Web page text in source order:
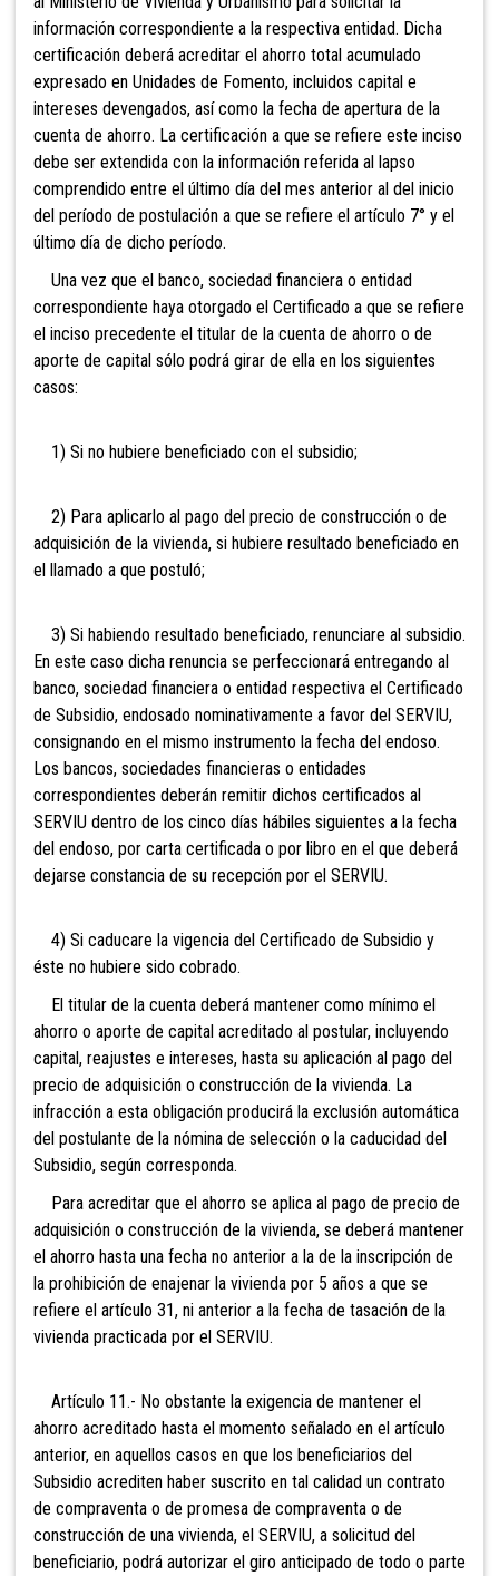
información correspondiente a la respectiva entidad. Dicha
certificación deberá acreditar el ahorro total acumulado
expresado en Unidades de Fomento, incluidos capital e
intereses devengados, así como la fecha de apertura de la
cuenta de ahorro. La certificación a que se refiere este inciso
debe ser extendida con la información referida al lapso
comprendido entre el último día del mes anterior al del inicio
del período de postulación a que se refiere el artículo 7° y el
último día de dicho período.
Una vez que el banco, sociedad financiera o entidad
correspondiente haya otorgado el Certificado a que se refiere
el inciso precedente el titular de la cuenta de ahorro o de
aporte de capital sólo podrá girar de ella en los siguientes
casos:
1) Si no hubiere beneficiado con el subsidio;
2) Para aplicarlo al pago del precio de construcción o de
adquisición de la vivienda, si hubiere resultado beneficiado en
el llamado a que postuló;
3) Si habiendo resultado beneficiado, renunciare al subsidio.
En este caso dicha renuncia se perfeccionará entregando al
banco, sociedad financiera o entidad respectiva el Certificado
de Subsidio, endosado nominativamente a favor del SERVIU,
consignando en el mismo instrumento la fecha del endoso.
Los bancos, sociedades financieras o entidades
correspondientes deberán remitir dichos certificados al
SERVIU dentro de los cinco días hábiles siguientes a la fecha
del endoso, por carta certificada o por libro en el que deberá
dejarse constancia de su recepción por el SERVIU.
4) Si caducare la vigencia del Certificado de Subsidio y
éste no hubiere sido cobrado.
El titular de la cuenta deberá mantener como mínimo el
ahorro o aporte de capital acreditado al postular, incluyendo
capital, reajustes e intereses, hasta su aplicación al pago del
precio de adquisición o construcción de la vivienda. La
infracción a esta obligación producirá la exclusión automática
del postulante de la nómina de selección o la caducidad del
Subsidio, según corresponda.
Para acreditar que el ahorro se aplica al pago de precio de
adquisición o construcción de la vivienda, se deberá mantener
el ahorro hasta una fecha no anterior a la de la inscripción de
la prohibición de enajenar la vivienda por 5 años a que se
refiere el artículo 31, ni anterior a la fecha de tasación de la
vivienda practicada por el SERVIU.
Artículo 11.- No obstante la exigencia de mantener el
ahorro acreditado hasta el momento señalado en el artículo
anterior, en aquellos casos en que los beneficiarios del
Subsidio acrediten haber suscrito en tal calidad un contrato
de compraventa o de promesa de compraventa o de
construcción de una vivienda, el SERVIU, a solicitud del
beneficiario, podrá autorizar el giro anticipado de todo o parte